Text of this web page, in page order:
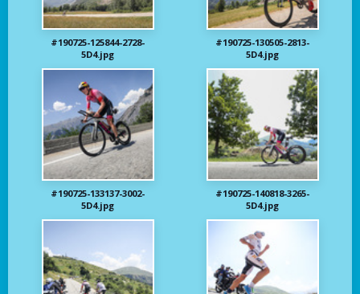
#190725-125844-2728-
5D4.jpg
#190725-130505-2813-
5D4.jpg
#190725-133137-3002-
5D4.jpg
#190725-140818-3265-
5D4.jpg